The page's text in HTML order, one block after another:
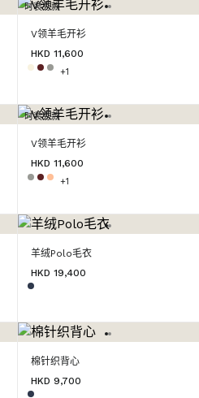
时装秀款
V领羊毛开衫
HKD 11,600
+1
时装秀款
V领羊毛开衫
HKD 11,600
+1
羊绒Polo毛衣
HKD 19,400
棉针织背心
HKD 9,700